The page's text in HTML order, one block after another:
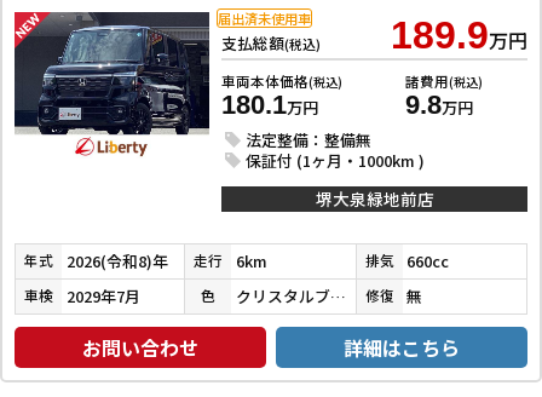
支払総額(税込) 189.9万円
車両本体価格(税込)
180.1万円
諸費用(税込)
9.8万円
法定整備：整備無
保証付 (1ヶ月・1000km )
届出済未使用車
堺大泉緑地前店
年式 2026(令和8)年 走行 6km 排気 660cc
車検 2029年7月 色 クリスタルブラックパール 修復 無
お問い合わせ 詳細はこちら